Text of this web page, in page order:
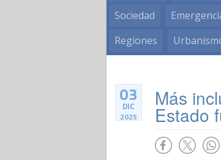
Sociedad
Regiones
03
DIC
2025
Más
Estado